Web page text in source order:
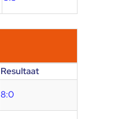
Resultaat
8:0